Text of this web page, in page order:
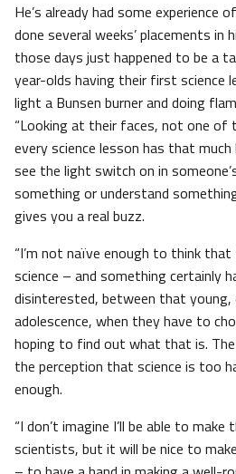
He’s already had some experience
done several weeks’ placements in
those days just happened to be a
year-olds having their first science
light a Bunsen burner and doing
“Looking at their faces, not one of
every science lesson has that
see the light switch on in
something or understand
gives you a real buzz.
“I’m not naïve enough to think
science – and something certainly
disinterested, between that young,
adolescence, when they have to
hoping to find out what that is.
the perception that science is too
enough.
“I don’t imagine I’ll be able to make
scientists, but it will be nice to